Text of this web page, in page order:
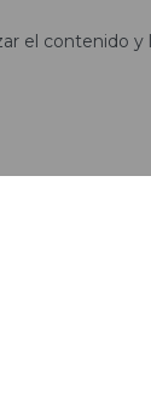
el contenido
 